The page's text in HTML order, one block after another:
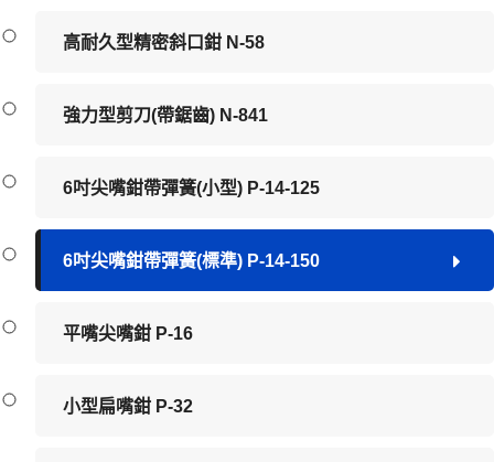
高耐久型精密斜口鉗 N-58
強力型剪刀(帶鋸齒) N-841
6吋尖嘴鉗帶彈簧(小型) P-14-125
6吋尖嘴鉗帶彈簧(標準) P-14-150
平嘴尖嘴鉗 P-16
小型扁嘴鉗 P-32